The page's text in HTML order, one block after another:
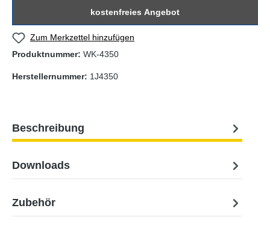
kostenfreies Angebot
Zum Merkzettel hinzufügen
Produktnummer: WK-4350
Herstellernummer: 1J4350
Beschreibung
Downloads
Zubehör